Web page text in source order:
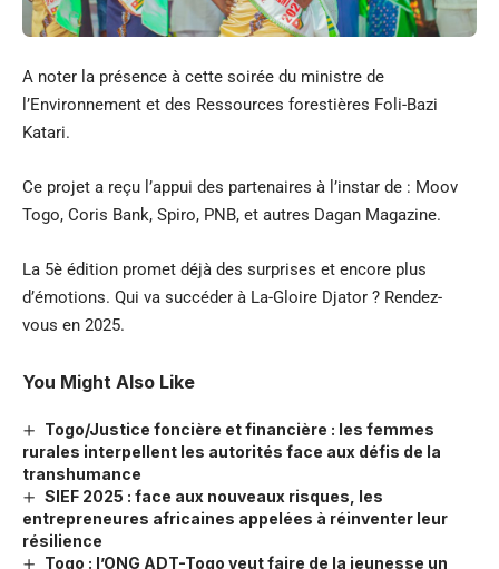
A noter la présence à cette soirée du ministre de
l’Environnement et des Ressources forestières Foli-Bazi
Katari.
Ce projet a reçu l’appui des partenaires à l’instar de : Moov
Togo, Coris Bank, Spiro, PNB, et autres Dagan Magazine.
La 5è édition promet déjà des surprises et encore plus
d’émotions. Qui va succéder à La-Gloire Djator ? Rendez-
vous en 2025.
You Might Also Like
Togo/Justice foncière et financière : les femmes
rurales interpellent les autorités face aux défis de la
transhumance
SIEF 2025 : face aux nouveaux risques, les
entrepreneures africaines appelées à réinventer leur
résilience
Togo : l’ONG ADT-Togo veut faire de la jeunesse un